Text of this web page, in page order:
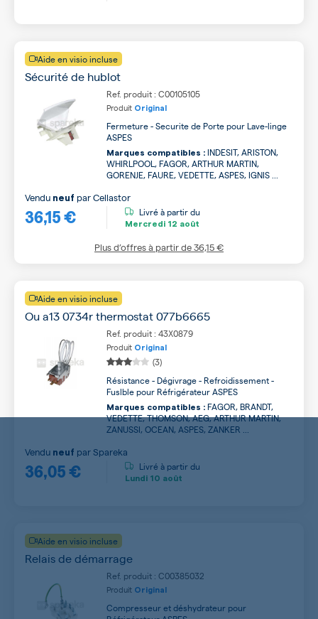
Aide en visio incluse
Sécurité de hublot
Ref. produit : C00105105
Produit Original
Fermeture - Securite de Porte pour Lave-linge
ASPES
Marques compatibles : INDESIT, ARISTON,
WHIRLPOOL, FAGOR, ARTHUR MARTIN,
GORENJE, FAURE, VEDETTE, ASPES, IGNIS ...
36,15 €
Vendu neuf parCellastor
Livré à partir du
Mercredi 12 août
Plus d’offres à partir de36,15 €
Aide en visio incluse
Ou a13 0734r thermostat 077b6665
Ref. produit : 43X0879
Produit Original
(3)
Résistance - Dégivrage - Refroidissement -
Fuslble pour Réfrigérateur ASPES
Marques compatibles : FAGOR, BRANDT,
VEDETTE, THOMSON, AEG, ARTHUR MARTIN,
ZANUSSI, OCEAN, ASPES, ZANKER ...
36,05 €
Vendu neuf parSpareka
Livré à partir du
Lundi 10 août
Aide en visio incluse
Relais de démarrage
Ref. produit : C00385032
Produit Original
Compresseur et déshydrateur pour